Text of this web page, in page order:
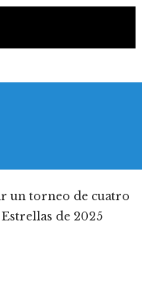
un torneo de cuatro
de 2025